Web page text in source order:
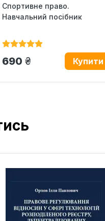
Спортивне право.
Навчальний посібник
690 грн.